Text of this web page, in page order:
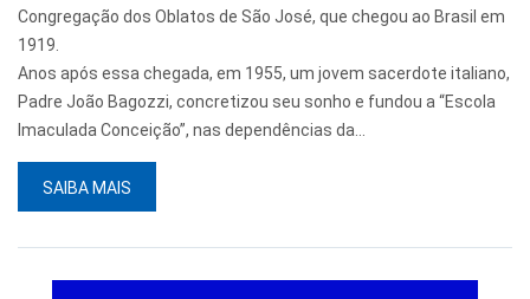
Congregação dos Oblatos de São José, que chegou ao Brasil em
1919.
Anos após essa chegada, em 1955, um jovem sacerdote italiano,
Padre João Bagozzi, concretizou seu sonho e fundou a “Escola
Imaculada Conceição”, nas dependências da...
SAIBA MAIS